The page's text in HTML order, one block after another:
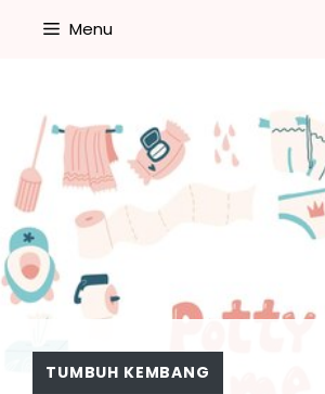
Menu
TUMBUH KEMBANG